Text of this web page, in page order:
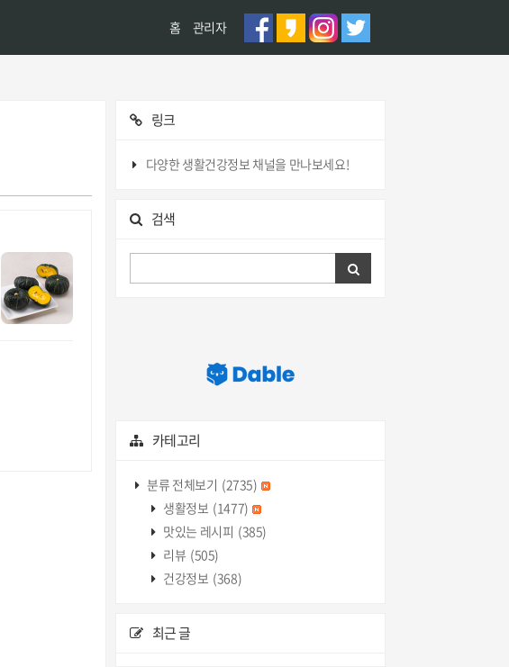
홈 관리자
링크
다양한 생활건강정보 채널을 만나보세요!
검색
카테고리
분류 전체보기 (2735)
생활정보 (1477)
맛있는 레시피 (385)
리뷰 (505)
건강정보 (368)
최근 글